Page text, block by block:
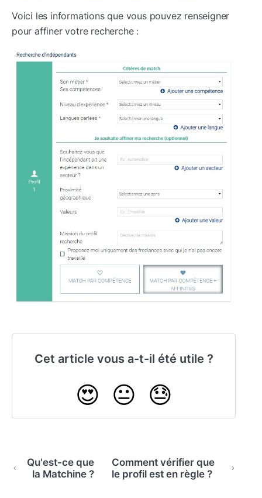
Voici les informations que vous pouvez renseigner
pour affiner votre recherche :
Cet article vous a-t-il été utile ?
😍 😐 😓
Qu'est-ce que
la Matchine ?
Comment vérifier que
le profil est en règle ?